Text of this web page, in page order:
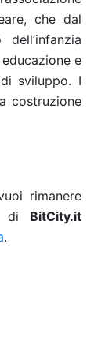
che dal
e
sviluppo. I
costruzione
rimanere
di BitCity.it
.